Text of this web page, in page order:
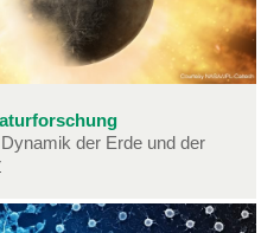
der Erde und der